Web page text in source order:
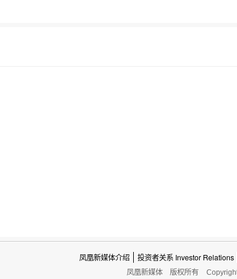
凤凰新媒体介绍 投资者关系 Investor Relations
凤凰新媒体 版权所有